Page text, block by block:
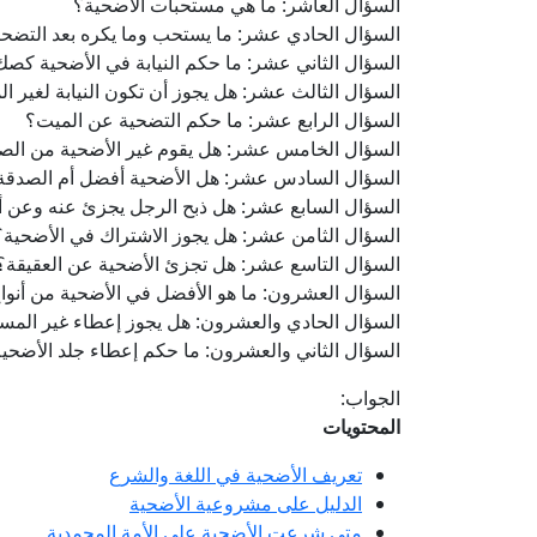
السؤال الحادي عشر: ما يستحب وما يكره بعد
السؤال الثاني عشر: ما حكم النيابة في الأضحية
السؤال الثالث عشر: هل يجوز أن تكون النيابة لغير
السؤال الرابع عشر: ما حكم التضحية عن الميت؟
السؤال الخامس عشر: هل يقوم غير الأضحية من
السؤال السادس عشر: هل الأضحية أفضل أم
السؤال السابع عشر: هل ذبح الرجل يجزئ عنه وعن
السؤال الثامن عشر: هل يجوز الاشتراك في
السؤال التاسع عشر: هل تجزئ الأضحية عن
السؤال العشرون: ما هو الأفضل في الأضحية من
السؤال الحادي والعشرون: هل يجوز إعطاء غير
السؤال الثاني والعشرون: ما حكم إعطاء جلد
الجواب:
المحتويات
تعريف الأضحية في اللغة والشرع
الدليل على مشروعية الأضحية